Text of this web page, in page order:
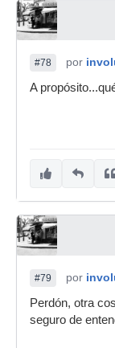
#78 por
A
#79 por
Perdón, otra
seguro de